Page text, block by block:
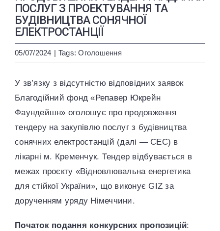
ПОСЛУГ З ПРОЕКТУВАННЯ ТА
БУДІВНИЦТВА СОНЯЧНОЇ
ЕЛЕКТРОСТАНЦІЇ
05/07/2024 | Tags:Оголошення
У зв’язку з відсутністю відповідних заявок
Благодійний фонд «Репавер Юкрейн
Фаундейшн» оголошує про продовження
тендеру на закупівлю послуг з будівництва
сонячних електростанцій (далі — СЕС) в
лікарні м. Кременчук. Тендер відбувається в
межах проєкту «Відновлювальна енергетика
для стійкої України», що виконує GIZ за
дорученням уряду Німеччини.
Початок подання конкурсних пропозицій: